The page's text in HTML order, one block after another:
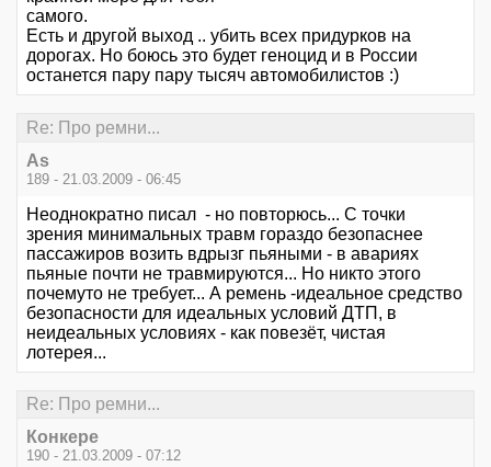
самого.
Есть и другой выход .. убить всех придурков на
дорогах. Но боюсь это будет геноцид и в России
останется пару пару тысяч автомобилистов :)
Re: Про ремни...
As
189 - 21.03.2009 - 06:45
Неоднократно писал - но повторюсь... С точки
зрения минимальных травм гораздо безопаснее
пассажиров возить вдрызг пьяными - в авариях
пьяные почти не травмируются... Но никто этого
почемуто не требует... А ремень -идеальное средство
безопасности для идеальных условий ДТП, в
неидеальных условиях - как повезёт, чистая
лотерея...
Re: Про ремни...
Конкере
190 - 21.03.2009 - 07:12